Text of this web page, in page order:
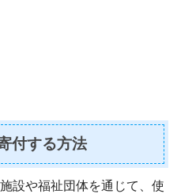
付する方法
設や福祉団体を通じて、使